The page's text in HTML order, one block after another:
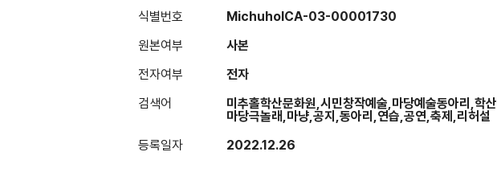
식별번호
MichuholCA-03-00001730
원본여부
사본
전자여부
전자
검색어
미추홀학산문화원,시민창작예술,마당예술동아리,학산
마당극놀래,마냥,공지,동아리,연습,공연,축제,리허설
등록일자
2022.12.26